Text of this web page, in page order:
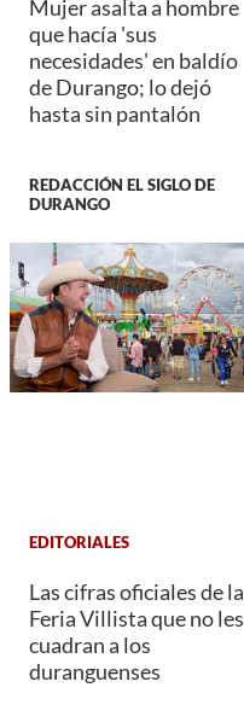
Mujer asalta a hombre
que hacía 'sus
necesidades' en baldío
de Durango; lo dejó
hasta sin pantalón
REDACCIÓN EL SIGLO DE
DURANGO
EDITORIALES
Las cifras oficiales de la
Feria Villista que no les
cuadran a los
duranguenses